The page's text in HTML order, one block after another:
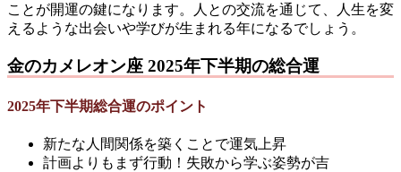
ことが開運の鍵になります。人との交流を通じて、人生を変
えるような出会いや学びが生まれる年になるでしょう。
金のカメレオン座 2025年下半期の総合運
2025年下半期総合運のポイント
新たな人間関係を築くことで運気上昇
計画よりもまず行動！失敗から学ぶ姿勢が吉